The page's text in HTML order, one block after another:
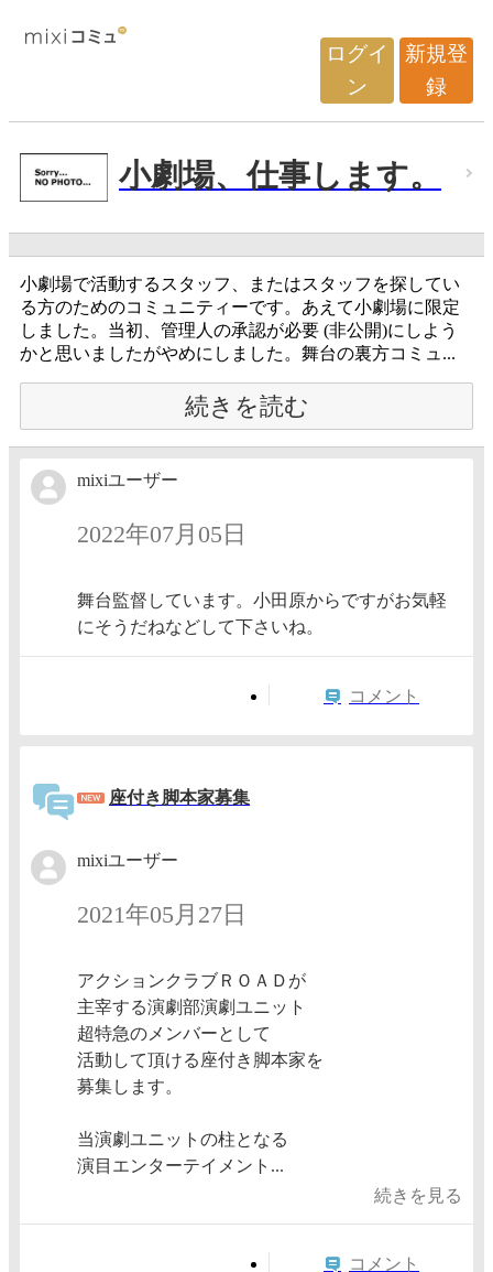
ログイ
ン
新規登
録
小劇場、仕事します。
小劇場で活動するスタッフ、またはスタッフを探してい
る方のためのコミュニティーです。あえて小劇場に限定
しました。当初、管理人の承認が必要 (非公開)にしよう
かと思いましたがやめにしました。舞台の裏方コミュ...
続きを読む
mixiユーザー
2022年07月05日
舞台監督しています。小田原からですがお気軽
にそうだねなどして下さいね。
コメント
座付き脚本家募集
mixiユーザー
2021年05月27日
アクションクラブＲＯＡＤが
主宰する演劇部演劇ユニット
超特急のメンバーとして
活動して頂ける座付き脚本家を
募集します。
当演劇ユニットの柱となる
演目エンターテイメント...
続きを見る
コメント